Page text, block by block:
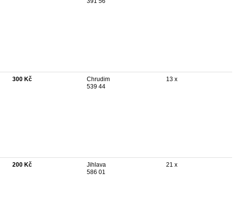
300 Kč
Chrudim
539 44
13 x
200 Kč
Jihlava
586 01
21 x